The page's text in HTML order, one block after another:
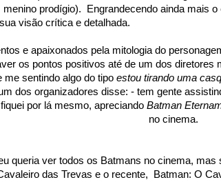
prodígio). Engrandecendo ainda mais
visão crítica e detalhada.
e apaixonados pela mitologia do
os pontos positivos até de um dos
sentindo algo do tipo estou tirando uma
dos organizadores disse: - tem gente
por lá mesmo, apreciando Batman
no cinema.
queria ver todos os Batmans no cinema,
das Trevas e o recente, Batman: O